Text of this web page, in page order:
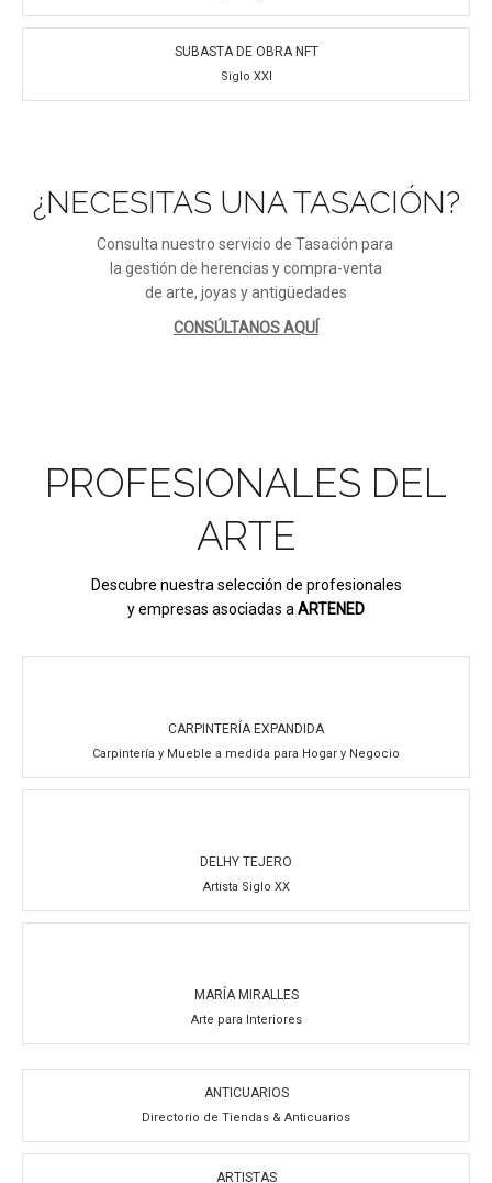
SUBASTA DE OBRA NFT
Siglo XXI
¿NECESITAS UNA TASACIÓN?
Consulta nuestro servicio de Tasación para
la gestión de herencias y compra-venta
de arte, joyas y antigüedades
CONSÚLTANOS AQUÍ
PROFESIONALES DEL
ARTE
Descubre nuestra selección de profesionales
y empresas asociadas a ARTENED
CARPINTERÍA EXPANDIDA
Carpintería y Mueble a medida para Hogar y Negocio
DELHY TEJERO
Artista Siglo XX
MARÍA MIRALLES
Arte para Interiores
ANTICUARIOS
Directorio de Tiendas & Anticuarios
ARTISTAS